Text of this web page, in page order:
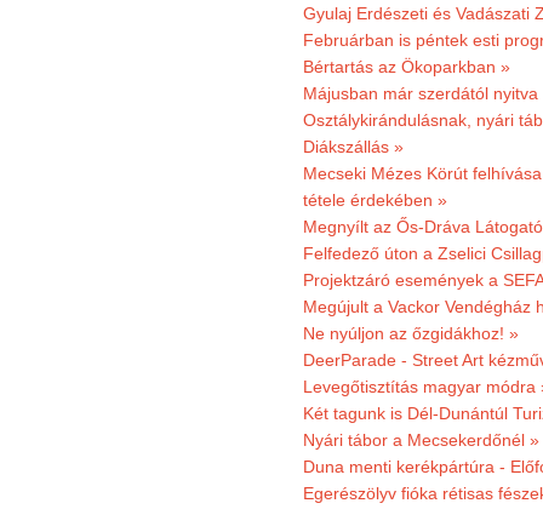
Gyulaj Erdészeti és Vadászati
Februárban is péntek esti
Bértartás az Ökoparkban »
Májusban már szerdától
Osztálykirándulásnak, nyári
Diákszállás »
Mecseki Mézes Körút
tétele érdekében »
Megnyílt az Ős-Dráva
Felfedező úton a Zselici
Projektzáró események a
Megújult a Vackor Vendégház
Ne nyúljon az őzgidákhoz! »
DeerParade - Street Art
Levegőtisztítás magyar módra
Két tagunk is Dél-Dunántúl
Nyári tábor a Mecsekerdőnél »
Duna menti kerékpártúra -
Egerészölyv fióka rétisas